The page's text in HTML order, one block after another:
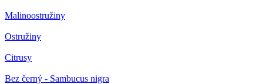
Malinoostružiny
Ostružiny
Citrusy
Bez černý - Sambucus nigra